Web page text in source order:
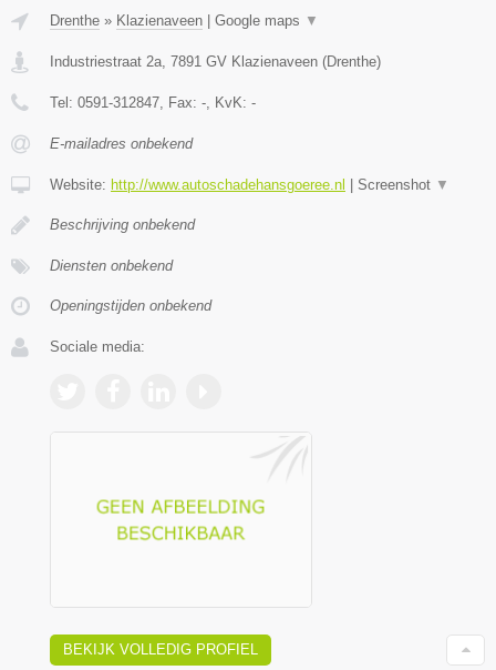
Drenthe » Klazienaveen Google maps ▼
Industriestraat 2a 7891 GV Klazienaveen (Drenthe)
Tel: 0591-312847 , Fax: - , KvK: -
E-mailadres onbekend
Website: http://www.autoschadehansgoeree.nl Screenshot ▼
Beschrijving onbekend
Diensten onbekend
Openingstijden onbekend
Sociale media:
BEKIJK VOLLEDIG PROFIEL